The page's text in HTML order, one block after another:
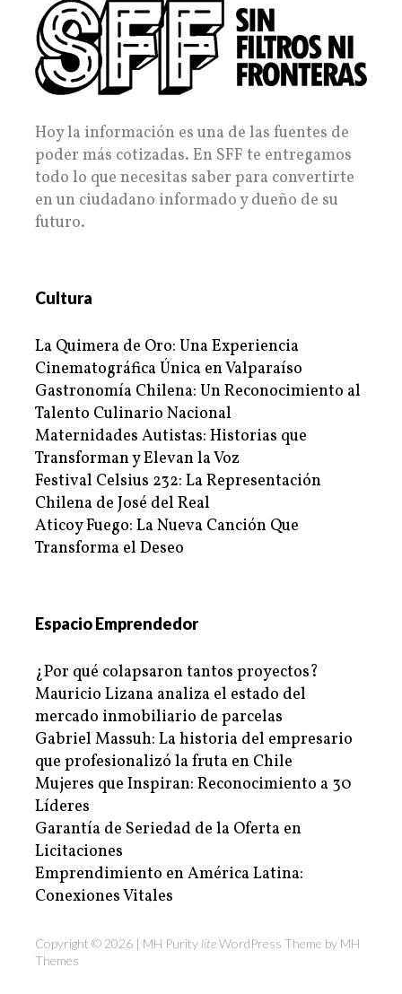
Hoy la información es una de las fuentes de
poder más cotizadas. En SFF te entregamos
todo lo que necesitas saber para convertirte
en un ciudadano informado y dueño de su
futuro.
Cultura
La Quimera de Oro: Una Experiencia
Cinematográfica Única en Valparaíso
Gastronomía Chilena: Un Reconocimiento al
Talento Culinario Nacional
Maternidades Autistas: Historias que
Transforman y Elevan la Voz
Festival Celsius 232: La Representación
Chilena de José del Real
Aticoy Fuego: La Nueva Canción Que
Transforma el Deseo
Espacio Emprendedor
¿Por qué colapsaron tantos proyectos?
Mauricio Lizana analiza el estado del
mercado inmobiliario de parcelas
Gabriel Massuh: La historia del empresario
que profesionalizó la fruta en Chile
Mujeres que Inspiran: Reconocimiento a 30
Líderes
Garantía de Seriedad de la Oferta en
Licitaciones
Emprendimiento en América Latina:
Conexiones Vitales
Copyright © 2026 | MH Purity liteWordPress Theme by MH
Themes